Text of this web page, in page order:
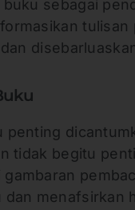
sebagai
penting
tidak begitu
dan menafsirkan